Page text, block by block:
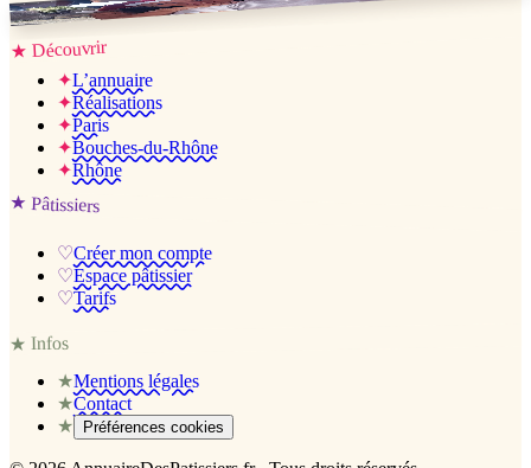
Jessica & Jérémy ♡
★ Découvrir
✦L’annuaire
✦Réalisations
✦Paris
✦Bouches-du-Rhône
✦Rhône
★ Pâtissiers
♡Créer mon compte
♡Espace pâtissier
♡Tarifs
★Infos
★Mentions légales
★Contact
★
Préférences cookies